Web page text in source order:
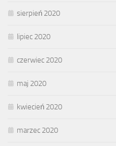
sierpień 2020
lipiec 2020
czerwiec 2020
maj 2020
kwiecień 2020
marzec 2020